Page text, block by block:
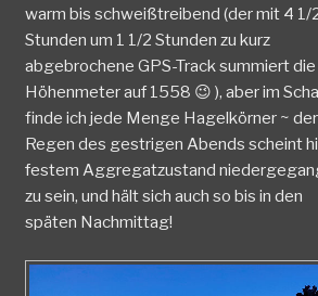
warm bis schweißtreibend (der mit 4 1/
Stunden um 1 1/2 Stunden zu kurz
abgebrochene GPS-Track summiert die
Höhenmeter auf 1558 😉 ), aber im
finde ich jede Menge Hagelkörner ~ der
Regen des gestrigen Abends scheint
festem Aggregatzustand
zu sein, und hält sich auch so bis in den
späten Nachmittag!